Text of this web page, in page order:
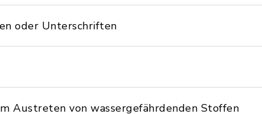
oder Unterschriften
Austreten von wassergefährdenden Stoffen